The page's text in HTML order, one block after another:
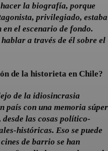
la biografía, porque
privilegiado, estaba
el escenario de fondo.
a través de él sobre el
de la historieta en Chile?
de la idiosincrasia
país con una memoria súper
las cosas político-
históricas. Eso se puede
de barrio se han